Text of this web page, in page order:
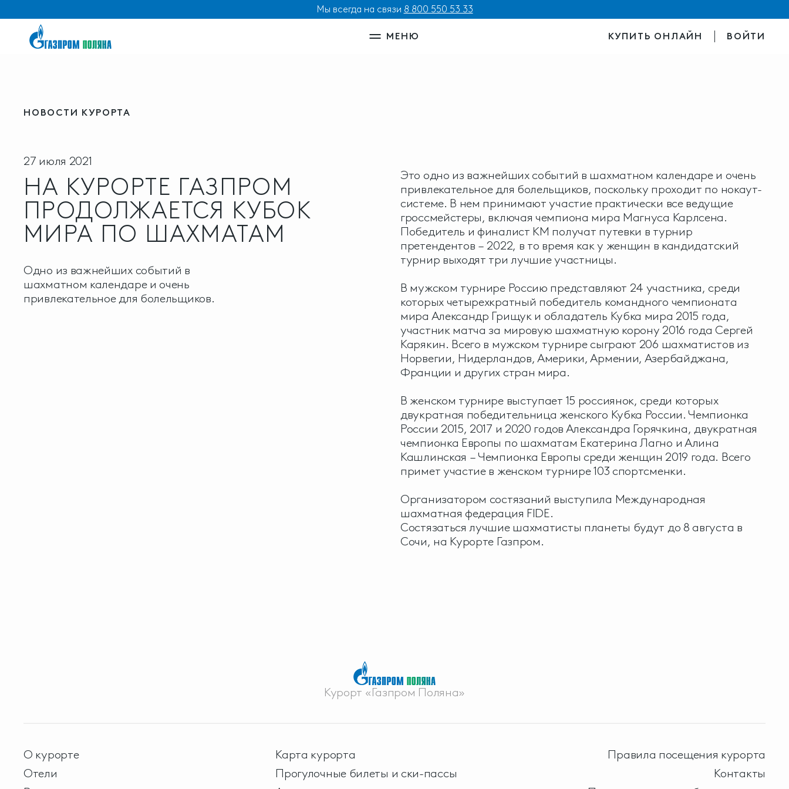
Мы всегда на связи 8 800 550 53 33
МЕНЮ КУПИТЬ ОНЛАЙН ВОЙТИ
НОВОСТИ КУРОРТА
27 июля 2021
НА КУРОРТЕ ГАЗПРОМ
ПРОДОЛЖАЕТСЯ КУБОК
МИРА ПО ШАХМАТАМ
Одно из важнейших событий в
шахматном календаре и очень
привлекательное для болельщиков.
Это одно из важнейших событий в шахматном календаре и очень
привлекательное для болельщиков, поскольку проходит по нокаут-
системе. В нем принимают участие практически все ведущие
гроссмейстеры, включая чемпиона мира Магнуса Карлсена.
Победитель и финалист КМ получат путевки в турнир
претендентов – 2022, в то время как у женщин в кандидатский
турнир выходят три лучшие участницы.
В мужском турнире Россию представляют 24 участника, среди
которых четырехкратный победитель командного чемпионата
мира Александр Грищук и обладатель Кубка мира 2015 года,
участник матча за мировую шахматную корону 2016 года Сергей
Карякин. Всего в мужском турнире сыграют 206 шахматистов из
Норвегии, Нидерландов, Америки, Армении, Азербайджана,
Франции и других стран мира.
В женском турнире выступает 15 россиянок, среди которых
двукратная победительница женского Кубка России. Чемпионка
России 2015, 2017 и 2020 годов Александра Горячкина, двукратная
чемпионка Европы по шахматам Екатерина Лагно и Алина
Кашлинская – Чемпионка Европы среди женщин 2019 года. Всего
примет участие в женском турнире 103 спортсменки.
Организатором состязаний выступила Международная
шахматная федерация FIDE.
Состязаться лучшие шахматисты планеты будут до 8 августа в
Сочи, на Курорте Газпром.
Курорт «Газпром Поляна»
О курорте
Отели
Карта курорта
Прогулочные билеты и ски-пассы
Правила посещения курорта
Контакты